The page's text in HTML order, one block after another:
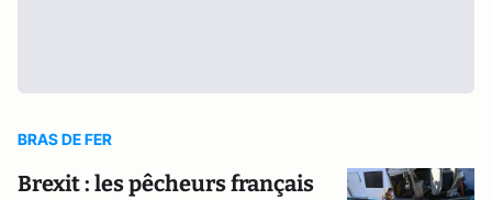
BRAS DE FER
Brexit : les pêcheurs français